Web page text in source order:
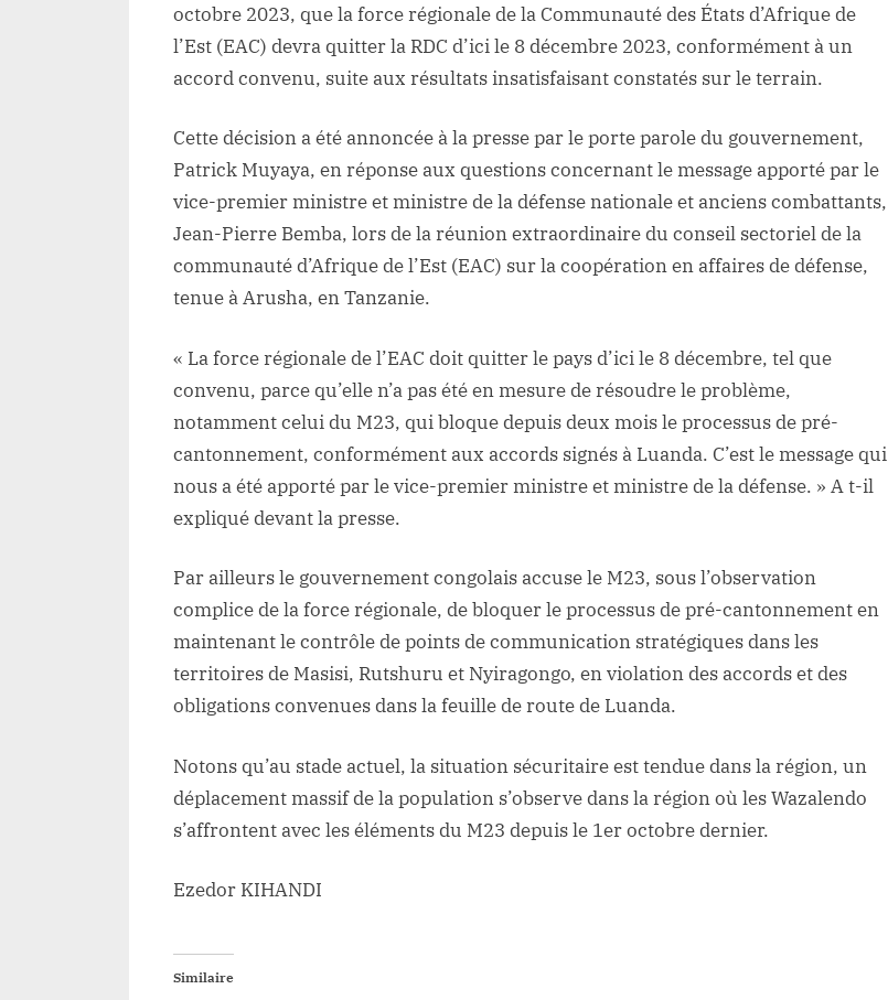
octobre 2023, que la force régionale de la Communauté des États d’Afrique de
l’Est (EAC) devra quitter la RDC d’ici le 8 décembre 2023, conformément à un
accord convenu, suite aux résultats insatisfaisant constatés sur le terrain.
Cette décision a été annoncée à la presse par le porte parole du gouvernement,
Patrick Muyaya, en réponse aux questions concernant le message apporté par le
vice-premier ministre et ministre de la défense nationale et anciens combattants,
Jean-Pierre Bemba, lors de la réunion extraordinaire du conseil sectoriel de la
communauté d’Afrique de l’Est (EAC) sur la coopération en affaires de défense,
tenue à Arusha, en Tanzanie.
« La force régionale de l’EAC doit quitter le pays d’ici le 8 décembre, tel que
convenu, parce qu’elle n’a pas été en mesure de résoudre le problème,
notamment celui du M23, qui bloque depuis deux mois le processus de pré-
cantonnement, conformément aux accords signés à Luanda. C’est le message qui
nous a été apporté par le vice-premier ministre et ministre de la défense. » A t-il
expliqué devant la presse.
Par ailleurs le gouvernement congolais accuse le M23, sous l’observation
complice de la force régionale, de bloquer le processus de pré-cantonnement en
maintenant le contrôle de points de communication stratégiques dans les
territoires de Masisi, Rutshuru et Nyiragongo, en violation des accords et des
obligations convenues dans la feuille de route de Luanda.
Notons qu’au stade actuel, la situation sécuritaire est tendue dans la région, un
déplacement massif de la population s’observe dans la région où les Wazalendo
s’affrontent avec les éléments du M23 depuis le 1er octobre dernier.
Ezedor KIHANDI
Similaire